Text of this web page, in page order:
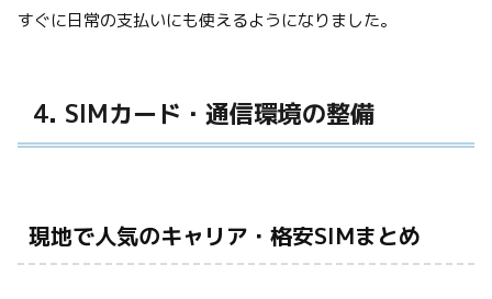
すぐに日常の支払いにも使えるようになりました。
4. SIMカード・通信環境の整備
現地で人気のキャリア・格安SIMまとめ